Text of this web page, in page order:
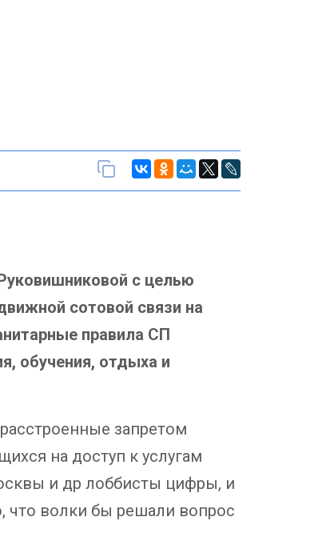
с целью
сотовой связи на
правила СП
обучения, отдыха и
запретом
на доступ к услугам
и др лоббисты цифры, и
что волки бы решали вопрос